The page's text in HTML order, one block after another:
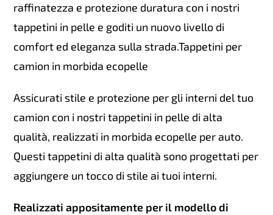
raffinatezza e protezione duratura con i nostri
tappetini in pelle e goditi un nuovo livello di
comfort ed eleganza sulla strada.Tappetini per
camion in morbida ecopelle
Assicurati stile e protezione per gli interni del tuo
camion con i nostri tappetini in pelle di alta
qualità, realizzati in morbida ecopelle per auto.
Questi tappetini di alta qualità sono progettati per
aggiungere un tocco di stile ai tuoi interni.
Realizzati appositamente per il modello di